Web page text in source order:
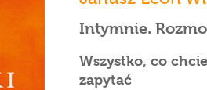
Intymnie.
Wszystko, co
zapytać